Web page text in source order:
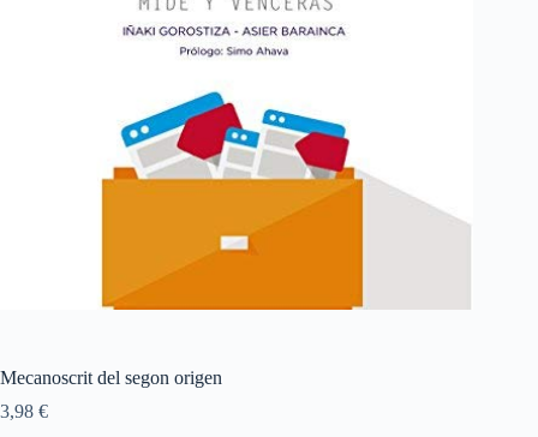
Mecanoscrit del segon origen
3,98 €